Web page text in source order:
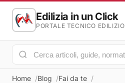
Edilizia in un Click
PORTALE TECNICO EDILIZIO
Home Blog
Fai da te